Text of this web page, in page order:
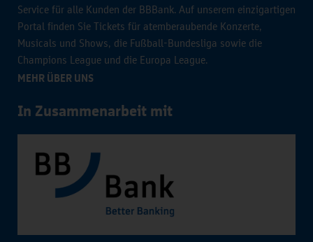
Service für alle Kunden der BBBank. Auf unserem einzigartigen
Portal finden Sie Tickets für atemberaubende Konzerte,
Musicals und Shows, die Fußball-Bundesliga sowie die
Champions League und die Europa League.
MEHR ÜBER UNS
In Zusammenarbeit mit